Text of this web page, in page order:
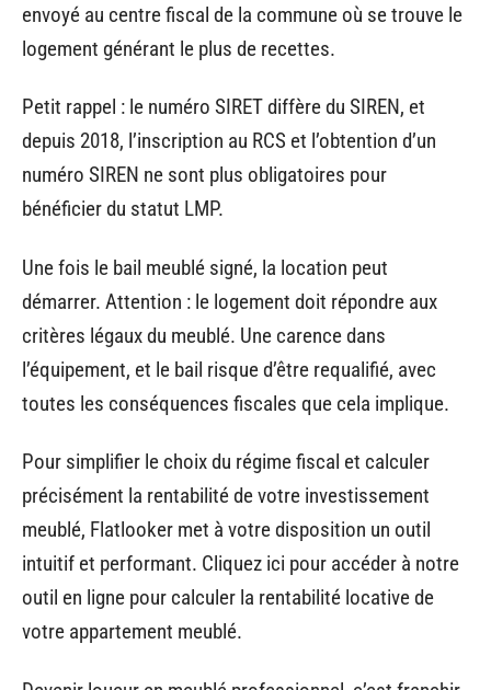
envoyé au centre fiscal de la commune où se trouve le
logement générant le plus de recettes.
Petit rappel : le numéro SIRET diffère du SIREN, et
depuis 2018, l’inscription au RCS et l’obtention d’un
numéro SIREN ne sont plus obligatoires pour
bénéficier du statut LMP.
Une fois le bail meublé signé, la location peut
démarrer. Attention : le logement doit répondre aux
critères légaux du meublé. Une carence dans
l’équipement, et le bail risque d’être requalifié, avec
toutes les conséquences fiscales que cela implique.
Pour simplifier le choix du régime fiscal et calculer
précisément la rentabilité de votre investissement
meublé, Flatlooker met à votre disposition un outil
intuitif et performant. Cliquez ici pour accéder à notre
outil en ligne pour calculer la rentabilité locative de
votre appartement meublé.